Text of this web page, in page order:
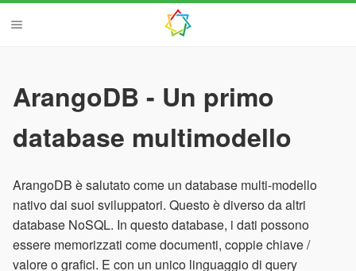
ArangoDB - Un primo
database multimodello
ArangoDB è salutato come un database multi-modello
nativo dai suoi sviluppatori. Questo è diverso da altri
database NoSQL. In questo database, i dati possono
essere memorizzati come documenti, coppie chiave /
valore o grafici. E con un unico linguaggio di query